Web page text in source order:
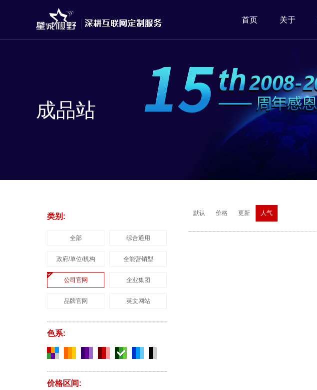
首页 关于
成品站
类别:
全部 综合通用
政府/单位/机构 全能营销型
公司官网 企业集团
品牌官网 英文网站
色系:
价格区间:
默认 价格 更新 人气